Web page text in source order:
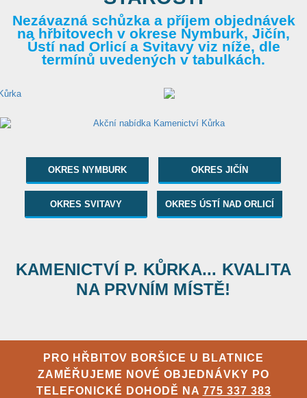
Nezávazná schůzka a příjem objednávek
na hřbitovech v okrese Nymburk, Jičín,
Ústí nad Orlicí a Svitavy viz níže, dle
termínů uvedených v tabulkách.
OKRES NYMBURK OKRES JIČÍN
OKRES SVITAVY OKRES ÚSTÍ NAD ORLICÍ
KAMENICTVÍ P. KŮRKA... KVALITA
NA PRVNÍM MÍSTĚ!
PRO HŘBITOV BORŠICE U BLATNICE
ZAMĚŘUJEME NOVÉ OBJEDNÁVKY PO
TELEFONICKÉ DOHODĚ NA 775 337 383